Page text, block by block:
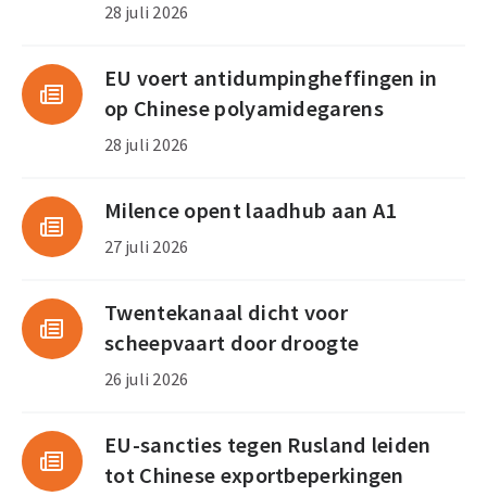
28 juli 2026
EU voert antidumpingheffingen in
op Chinese polyamidegarens
28 juli 2026
Milence opent laadhub aan A1
27 juli 2026
Twentekanaal dicht voor
scheepvaart door droogte
26 juli 2026
EU-sancties tegen Rusland leiden
tot Chinese exportbeperkingen